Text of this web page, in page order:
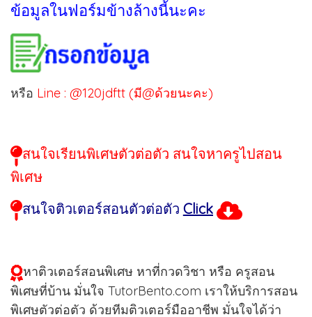
ข้อมูลในฟอร์มข้างล้างนี้นะคะ
หรือ Line : @120jdftt (มี@ด้วยนะคะ)
สนใจเรียนพิเศษตัวต่อตัว สนใจหาครูไปสอน
พิเศษ
สนใจติวเตอร์สอนตัวต่อตัว Click
หาติวเตอร์สอนพิเศษ หาที่กวดวิชา หรือ ครูสอน
พิเศษที่บ้าน มั่นใจ TutorBento.com เราให้บริการสอน
พิเศษตัวต่อตัว ด้วยทีมติวเตอร์มืออาชีพ มั่นใจได้ว่า